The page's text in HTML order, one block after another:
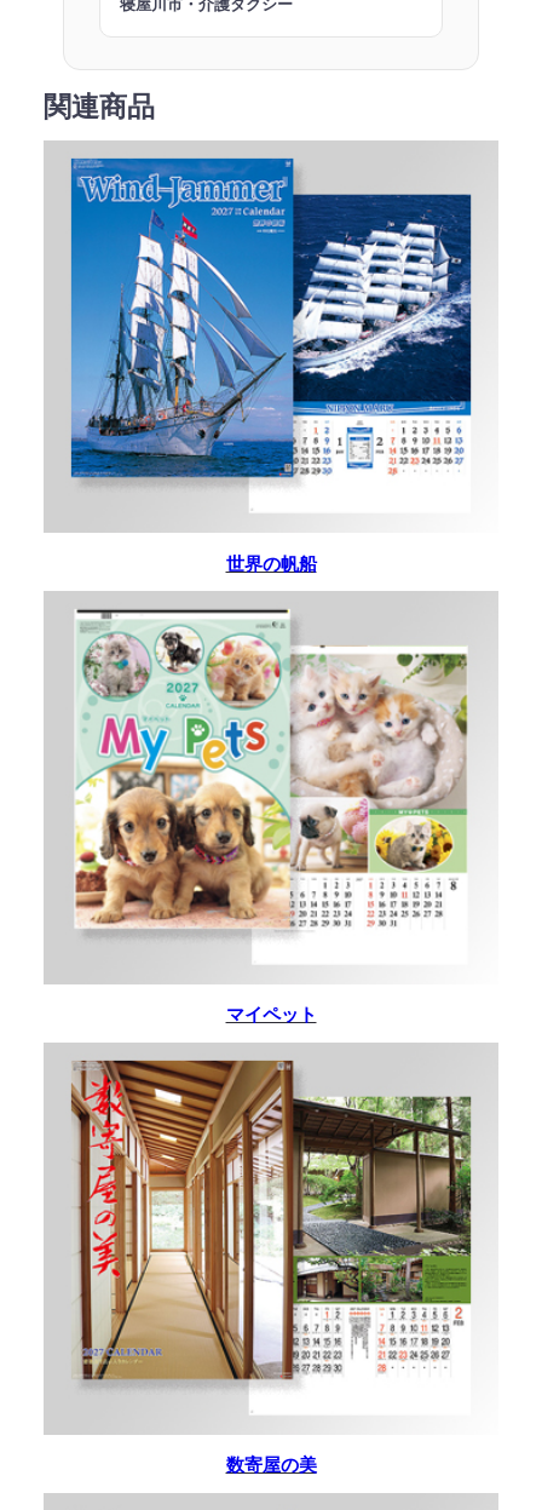
寝屋川市・介護タクシー
関連商品
世界の帆船
マイペット
数寄屋の美